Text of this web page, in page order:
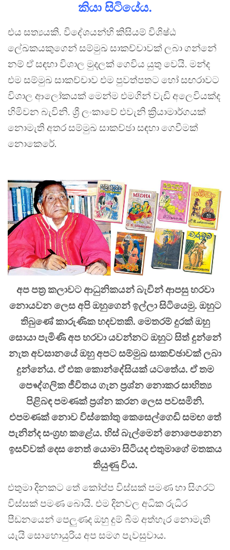
කියා සිටියේය.
එය සත්‍යයකි. විදේශයන්හි කිසියම් විශිෂ්ඨ
ලේඛකයකුගෙන් සම්මුඛ සාකච්චාවක් ලබා ගන්නේ
නම් ඒ සඳහා විශාල මුදලක් ගෙවිය යුතු වෙයි. මන්ද
එම සම්මුඛ සාකච්චාව එම පුවත්පතට හෝ සඟරාවට
විශාල ආලෝකයක් මෙන්ම එමගින් වැඩි අලෙවියක්ද
හිමිවන බැවිනි. ශ්‍රී ලංකාවේ එවැනි ක්‍රියාමාර්ගයක්
නොමැති අතර සම්මුඛ සාකච්ඡා සඳහා ගෙවීමක්
නොකෙරේ.
අප පත්‍ර කලාවට ආධුනිකයන් බැවින් ආපසු හරවා
නොයවන ලෙස අපි ඔහුගෙන් ඉල්ලා සිටියෙමු. ඔහුට
තිබුණේ කාරුණික හදවතකි. මෙතරම් දුරක් ඔහු
සොයා පැමිණි අප හරවා යවන්නට ඔහුට සිත් දුන්නේ
නැත අවසානයේ ඔහු අපට සම්මුඛ සාකච්ඡාවක් ලබා
දුන්නේය. ඒ එක කොන්දේසියක් යටතේය. ඒ තම
පෙෳද්ගලික ජීවිතය ගැන ප්‍රශ්න නොකර සාහිත්‍ය
පිළිබඳ පමණක් ප්‍රශ්න කරන ලෙස පවසමිනි.
එපමණක් නොව විස්කෝතු කෙසෙල්ගෙඩි සමඟ තේ
පැනින්ද සංග්‍රහ කළේය. හිස් බැල්මෙන් නොපෙනෙන
ඉසව්වක් දෙස නෙත් යොමා සිටියද එතුමාගේ මතකය
තියුණු විය.
එතුමා දිනකට තේ කෝප්ප විස්සක් පමණ හා සිගරට්
විස්සක් පමණ බොයි. එම දිනවල අධික රුධිර
පීඩනයෙන් පෙලුණද ඔහු දුම් බීම අත්හැර නොමැති
යැයි සොහොයුරිය අප සමග පැවසුවාය.